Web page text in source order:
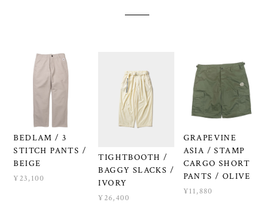
BEDLAM / 3
STITCH PANTS /
BEIGE
¥23,100
TIGHTBOOTH /
BAGGY SLACKS /
IVORY
¥26,400
GRAPEVINE
ASIA / STAMP
CARGO SHORT
PANTS / OLIVE
¥11,880